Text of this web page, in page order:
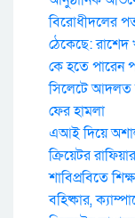
বিরোধীদলের
ঠেকেছে: রাশেদ
কে হতে পারেন
সিলেটে আদলত
ফের হামলা
এআই দিয়ে
ক্রিয়েটর রাফিয়ার
শাবিপ্রবিতে
বহিষ্কার,